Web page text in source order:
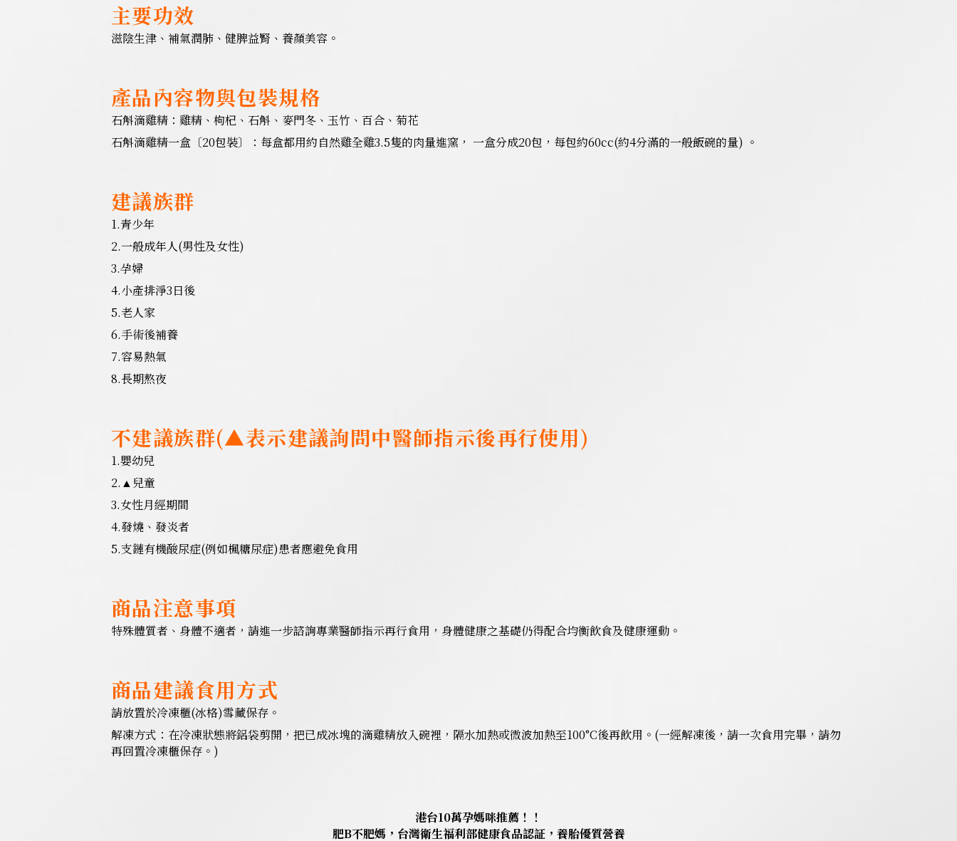
主要功效
滋陰生津、補氣潤肺、健脾益腎、養顏美容。
產品內容物與包裝規格
石斛滴雞精：雞精、枸杞、石斛、麥門冬、玉竹、百合、菊花
石斛滴雞精一盒〔20包裝〕：每盒都用約自然雞全雞3.5隻的肉量進窯， 一盒分成20包，每包約60cc(約4分滿的一般飯碗的量) 。
建議族群
1.青少年
2.一般成年人(男性及女性)
3.孕婦
4.小產排淨3日後
5.老人家
6.手術後補養
7.容易熱氣
8.長期熬夜
不建議族群(▲表示建議詢問中醫師指示後再行使用)
1.嬰幼兒
2. ▲ 兒童
3.女性月經期間
4.發燒、發炎者
5.支鏈有機酸尿症(例如楓糖尿症)患者應避免食用
商品注意事項
特殊體質者、身體不適者，請進一步諮詢專業醫師指示再行食用，身體健康之基礎仍得配合均衡飲食及健康運動。
商品建議食用方式
請放置於冷凍櫃(冰格)雪藏保存。
解凍方式：在冷凍狀態將鋁袋剪開，把已成冰塊的滴雞精放入碗裡，隔水加熱或微波加熱至100°C後再飲用。(一經解凍後，請一次食用完畢，請勿
再回置冷凍櫃保存。)
港台10萬孕媽咪推薦！！
肥B不肥媽，台灣衛生福利部健康食品認証，養胎優質營養